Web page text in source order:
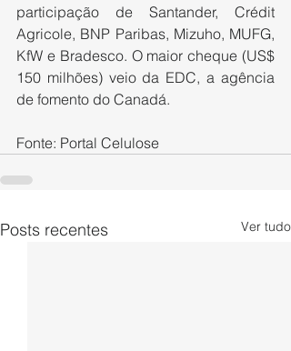
participação de Santander, Crédit
Agricole, BNP Paribas, Mizuho, MUFG,
KfW e Bradesco. O maior cheque (US$
150 milhões) veio da EDC, a agência
de fomento do Canadá.
Fonte: Portal Celulose
Posts recentes Ver tudo